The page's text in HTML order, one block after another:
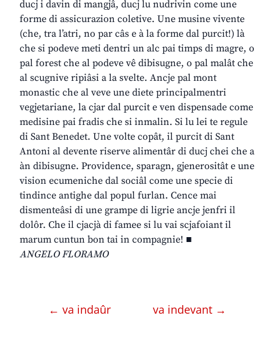
ducj i davin di mangjâ, ducj lu nudrivin come une
forme di assicurazion coletive. Une musine vivente
(che, tra l’atri, no par câs e à la forme dal purcit!) là
che si podeve meti dentri un alc pai timps di magre, o
pal forest che al podeve vê dibisugne, o pal malât che
al scugnive ripiâsi a la svelte. Ancje pal mont
monastic che al veve une diete principalmentri
vegjetariane, la cjar dal purcit e ven dispensade come
medisine pai fradis che si inmalin. Si lu lei te regule
di Sant Benedet. Une volte copât, il purcit di Sant
Antoni al devente riserve alimentâr di ducj chei che a
àn dibisugne. Providence, sparagn, gjenerositât e une
vision ecumeniche dal sociâl come une specie di
tindince antighe dal popul furlan. Cence mai
dismenteâsi di une grampe di ligrie ancje jenfri il
dolôr. Che il cjacjà di famee si lu vai scjafoiant il
marum cuntun bon tai in compagnie! ■
ANGELO FLORAMO
← va indaûr va indevant →